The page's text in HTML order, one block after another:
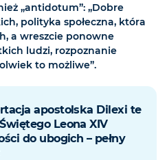
„antidotum”: „Dobre
polityka społeczna, która
a wreszcie ponowne
ludzi, rozpoznanie
to możliwe”.
apostolska Dilexi te
Leona XIV
do ubogich – pełny